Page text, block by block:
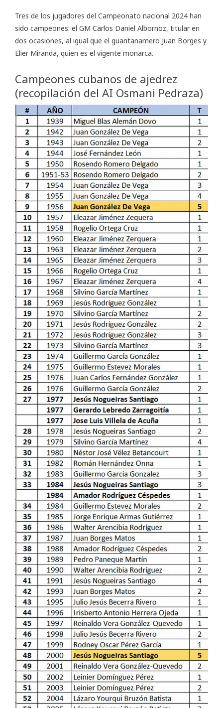
Tres de los jugadores del Campeonato nacional 2024 han
sido campeones: el GM Carlos Daniel Albornoz, titular en
dos ocasiones, al igual que el guantanamero Juan Borges y
Elier Miranda, quien es el vigente monarca.
Campeones cubanos de ajedrez
(recopilación del AI Osmani Pedraza)